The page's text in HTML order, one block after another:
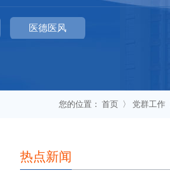
医院地址：自贡市贡井区贡舒路2段666号
24小时心理咨询公益热线：12356
医德医风
您的位置： 首页 〉 党群工作
热点新闻